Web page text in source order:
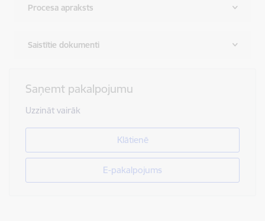
Procesa apraksts
Saistītie dokumenti
Saņemt pakalpojumu
Uzzināt vairāk
Klātienē
E-pakalpojums